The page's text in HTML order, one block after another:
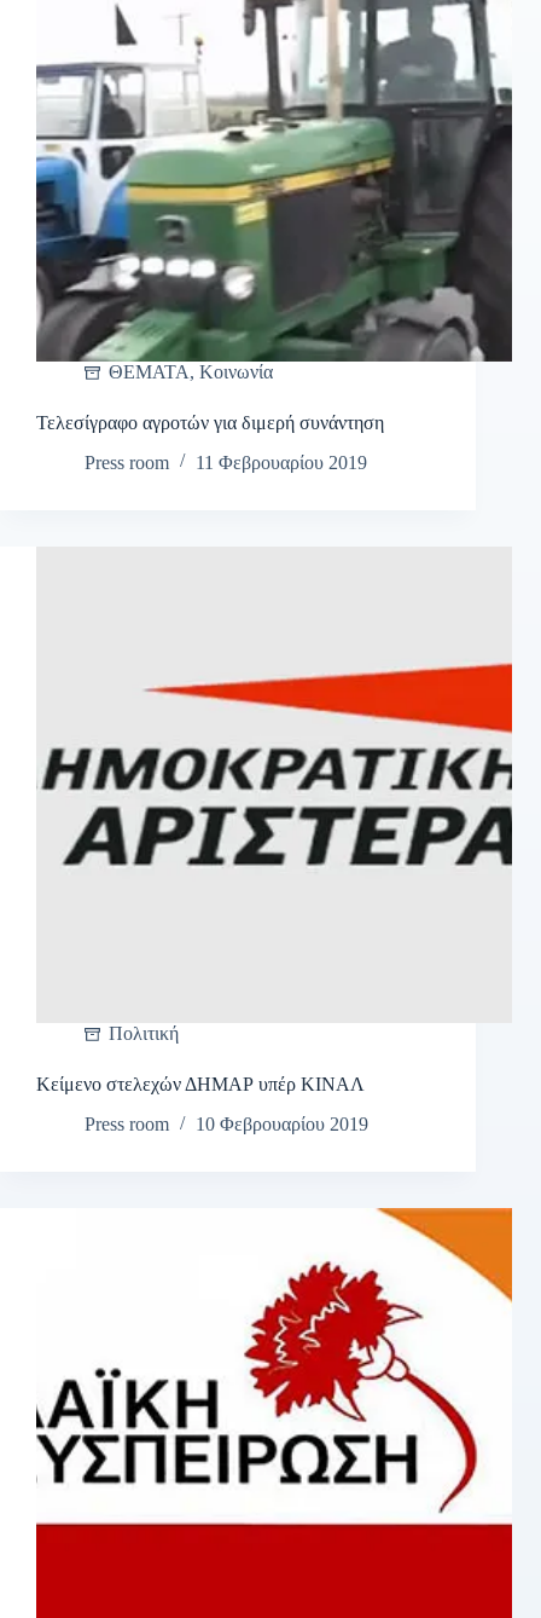
ΘΕΜΑΤΑ, Κοινωνία
Τελεσίγραφο αγροτών για διμερή συνάντηση
Press room
11 Φεβρουαρίου 2019
Πολιτική
Κείμενο στελεχών ΔΗΜΑΡ υπέρ ΚΙΝΑΛ
Press room
10 Φεβρουαρίου 2019